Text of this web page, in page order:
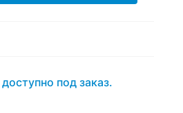
под заказ.